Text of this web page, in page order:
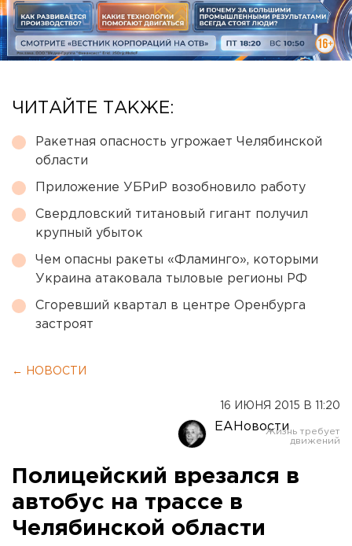
ЧИТАЙТЕ ТАКЖЕ:
Ракетная опасность угрожает Челябинской
области
Приложение УБРиР возобновило работу
Свердловский титановый гигант получил
крупный убыток
Чем опасны ракеты «Фламинго», которыми
Украина атаковала тыловые регионы РФ
Сгоревший квартал в центре Оренбурга
застроят
← НОВОСТИ
16 ИЮНЯ 2015 В 11:20
ЕАНовости
Полицейский врезался в
автобус на трассе в
Челябинской области